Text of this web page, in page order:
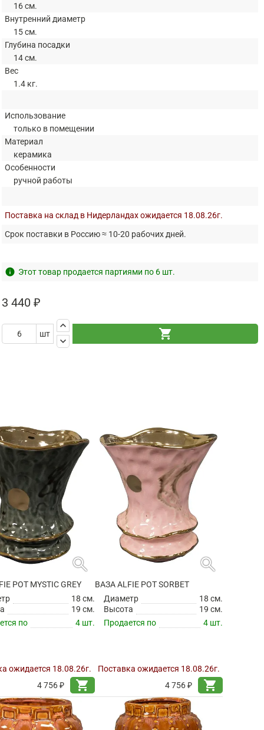
16 см.
Внутренний диаметр
15 см.
Глубина посадки
14 см.
Вес
1.4 кг.
Использование
только в помещении
Материал
керамика
Особенности
ручной работы
Поставка на склад в Нидерландах ожидается 18.08.26г.
Срок поставки в Россию ≈ 10-20 рабочих дней.
info Этот товар продается партиями по 6 шт.
3 440 ₽
шт
keyboard_arrow_up
keyboard_arrow_down
shopping_cart
search
POT MYSTIC GREY
18 см.
19 см.
по
4 шт.
ожидается 18.08.26г.
4 756 ₽
shopping_cart
search
ВАЗА ALFIE POT SORBET
Диаметр
18 см.
Высота
19 см.
Продается по
4 шт.
Поставка ожидается 18.08.26г.
4 756 ₽
shopping_cart